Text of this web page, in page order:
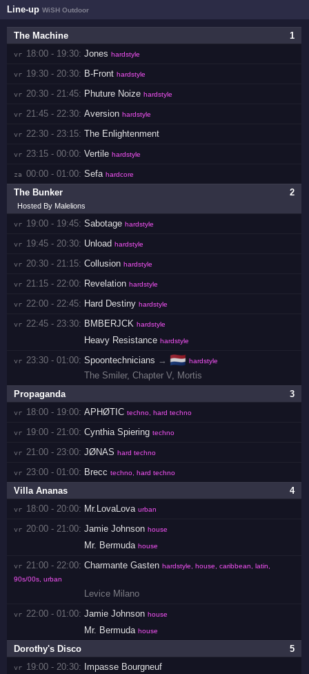
Line-upWiSH Outdoor
1
The Machine
vr 18:00 - 19:30: Jones hardstyle
vr 19:30 - 20:30: B-Front hardstyle
vr 20:30 - 21:45: Phuture Noize hardstyle
vr 21:45 - 22:30: Aversion hardstyle
vr 22:30 - 23:15: The Enlightenment
vr 23:15 - 00:00: Vertile hardstyle
za 00:00 - 01:00: Sefa hardcore
2
The Bunker
Hosted By Malelions
vr 19:00 - 19:45: Sabotage hardstyle
vr 19:45 - 20:30: Unload hardstyle
vr 20:30 - 21:15: Collusion hardstyle
vr 21:15 - 22:00: Revelation hardstyle
vr 22:00 - 22:45: Hard Destiny hardstyle
vr 22:45 - 23:30: BMBERJCK hardstyle
Heavy Resistance hardstyle
vr 23:30 - 01:00: Spoontechnicians → 🇳🇱 hardstyle
The Smiler,Chapter V, Mortis
3
Propaganda
vr 18:00 - 19:00: APHØTIC techno, hard techno
vr 19:00 - 21:00: Cynthia Spiering techno
vr 21:00 - 23:00: JØNAS hard techno
vr 23:00 - 01:00: Brecc techno, hard techno
4
Villa Ananas
vr 18:00 - 20:00: Mr.LovaLova urban
vr 20:00 - 21:00: Jamie Johnson house
Mr. Bermuda house
vr 21:00 - 22:00: Charmante Gasten hardstyle, house, caribbean, latin,
90s/00s, urban
Levice Milano
vr 22:00 - 01:00: Jamie Johnson house
Mr. Bermuda house
5
Dorothy's Disco
vr 19:00 - 20:30: Impasse Bourgneuf